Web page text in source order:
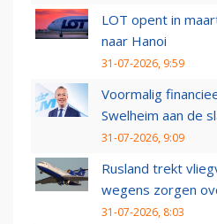
LOT opent in
naar Hanoi
31-07-2026, 9:59
Voormalig
Swelheim aan de
31-07-2026, 9:09
Rusland trekt
wegens zorgen
31-07-2026, 8:03